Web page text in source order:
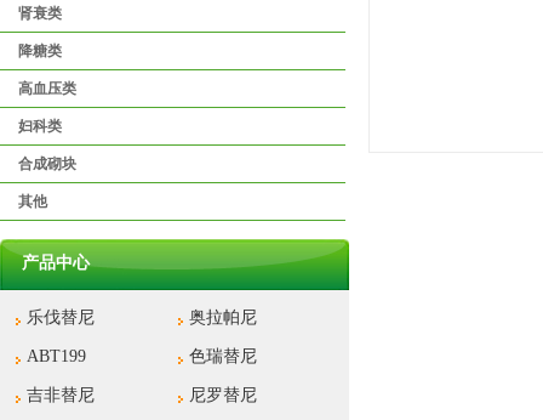
肾衰类
降糖类
高血压类
妇科类
合成砌块
其他
产品中心
乐伐替尼 奥拉帕尼
ABT199 色瑞替尼
吉非替尼 尼罗替尼